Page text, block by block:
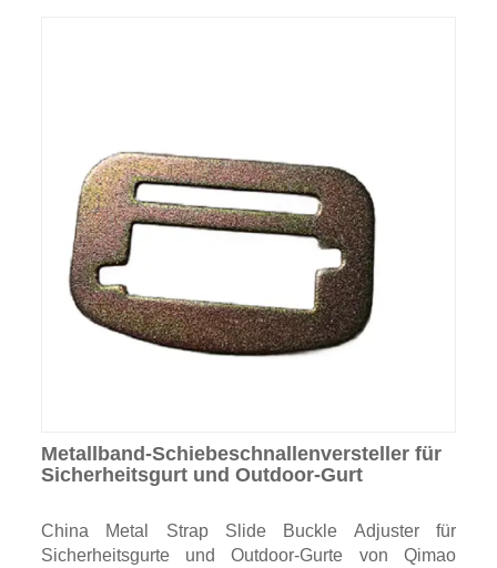
Metallband-Schiebeschnallenversteller für
Sicherheitsgurt und Outdoor-Gurt
China Metal Strap Slide Buckle Adjuster für
Sicherheitsgurte und Outdoor-Gurte von Qimao